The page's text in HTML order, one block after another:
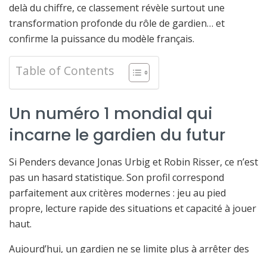
delà du chiffre, ce classement révèle surtout une
transformation profonde du rôle de gardien… et
confirme la puissance du modèle français.
Table of Contents
Un numéro 1 mondial qui
incarne le gardien du futur
Si Penders devance Jonas Urbig et Robin Risser, ce n’est
pas un hasard statistique. Son profil correspond
parfaitement aux critères modernes : jeu au pied
propre, lecture rapide des situations et capacité à jouer
haut.
Aujourd’hui, un gardien ne se limite plus à arrêter des